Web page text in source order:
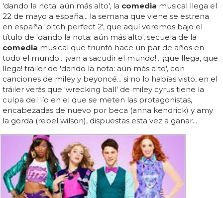
'dando la nota: aún más alto', la comedia musical llega el
22 de mayo a españa... la semana que viene se estrena
en españa 'pitch perfect 2', que aquí veremos bajo el
título de 'dando la nota: aún más alto', secuela de la
comedia musical que triunfó hace un par de años en
todo el mundo... ¡van a sacudir el mundo!... ¡que llega, que
llega! tráiler de 'dando la nota: aún más alto', con
canciones de miley y beyoncé... si no lo habías visto, en el
tráiler verás que 'wrecking ball' de miley cyrus tiene la
culpa del lío en el que se meten las protagonistas,
encabezadas de nuevo por beca (anna kendrick) y amy
la gorda (rebel wilson), dispuestas esta vez a ganar...